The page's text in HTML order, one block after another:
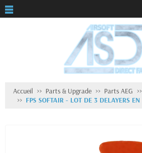
Accueil Parts & Upgrade Parts AEG
FPS SOFTAIR - LOT DE 3 DELAYERS